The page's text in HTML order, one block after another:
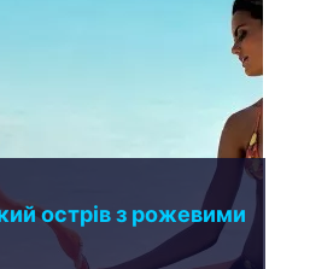
острів з рожевими